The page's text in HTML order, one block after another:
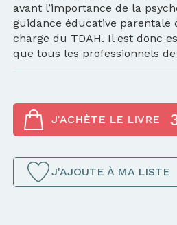
avant l’importance de la
guidance éducative parentale
charge du TDAH. Il est donc
que tous les professionnels
J'ACHÈTE LE LIVRE
J'AJOUTE À MA LISTE